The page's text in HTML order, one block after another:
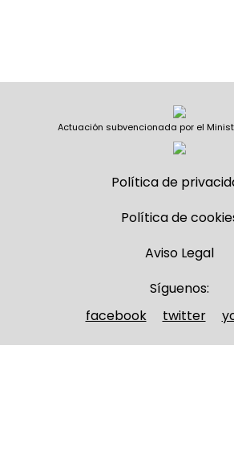
Actuación subvencionada por el
Política de
Política de
Aviso Legal
Síguenos:
facebook
twitter